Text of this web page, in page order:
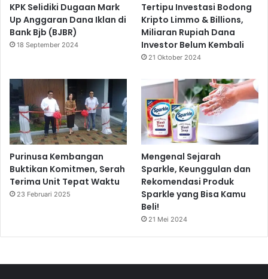
KPK Selidiki Dugaan Mark
Up Anggaran Dana Iklan di
Bank Bjb (BJBR)
18 September 2024
Tertipu Investasi Bodong
Kripto Limmo & Billions,
Miliaran Rupiah Dana
Investor Belum Kembali
21 Oktober 2024
Purinusa Kembangan
Buktikan Komitmen, Serah
Terima Unit Tepat Waktu
23 Februari 2025
Mengenal Sejarah
Sparkle, Keunggulan dan
Rekomendasi Produk
Sparkle yang Bisa Kamu
Beli!
21 Mei 2024